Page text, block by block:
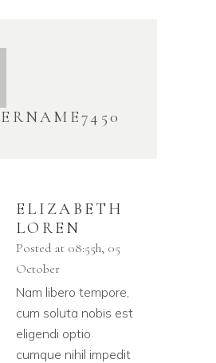
ELIZABETH
LOREN
Posted at 08:55h, 05
October
Nam libero tempore,
cum soluta nobis est
eligendi optio
cumque nihil impedit